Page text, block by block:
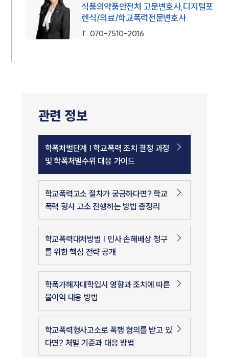
식품의약품안전처 고문변호사,디지털포
렌식/의료/학교폭력전문변호사
T. 070-7510-2016
관련 정보
학폭처벌단계 | 학교폭력 조치 결정 과정
및 학폭처벌수위 대응 가이드
학교폭력고소 절차가 궁금하다면? 학교
폭력 형사 고소 진행하는 방법 총정리
학교폭력대처방법 | 민사 손해배상 청구
를 위한 핵심 전략 공개
학폭가해자대학입시 영향과 조치에 따른
불이익 대응 방법
학교폭력형사고소로 폭행 혐의를 받고 있
다면? 처벌 기준과 대응 방법